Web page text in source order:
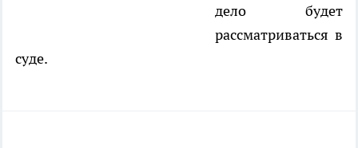
дело будет
рассматриваться в
суде.